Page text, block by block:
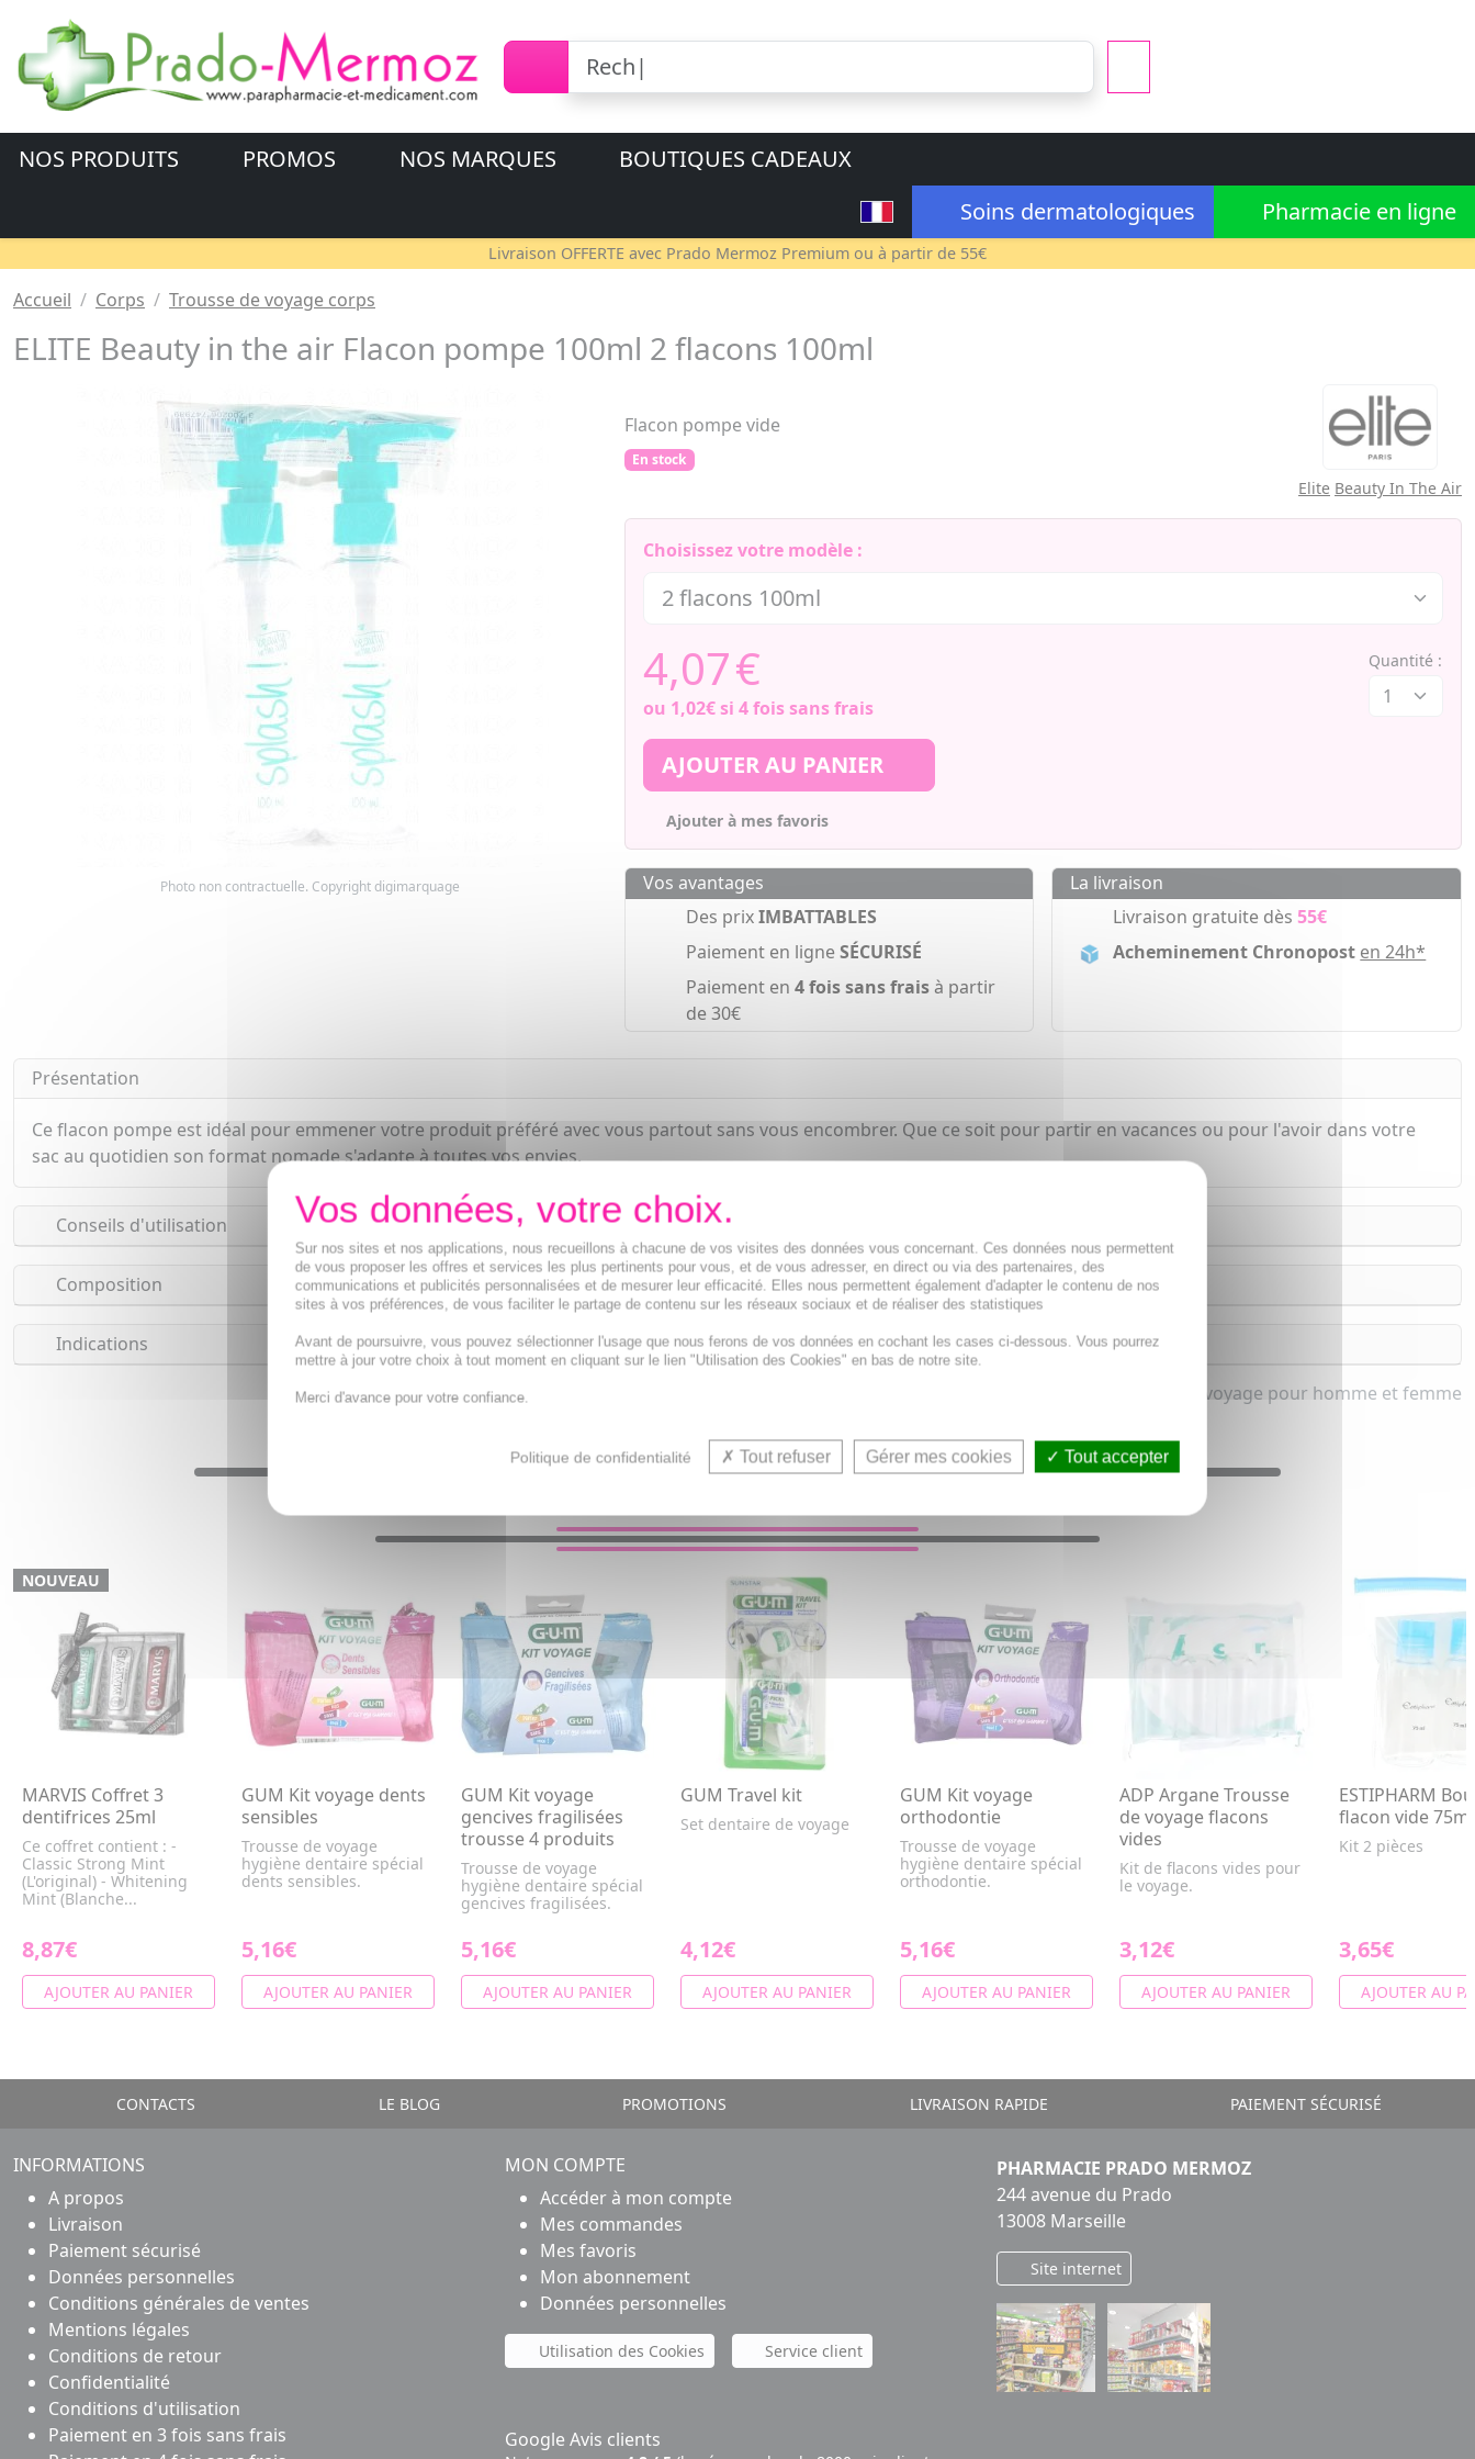
NOS PRODUITS PROMOS NOS MARQUES
BOUTIQUES CADEAUX
Soins dermatologiques
Pharmacie en ligne
Livraison OFFERTE avec Prado Mermoz Premium ou à partir de 55€
Accueil Corps Trousse de voyage corps
ELITE Beauty in the air Flacon pompe 100ml 2 flacons 100ml
Photo non contractuelle. Copyright digimarquage
Flacon pompe vide
En stock
Elite Beauty In The Air
Choisissez votre modèle :
4,07€
ou 1,02€si 4 fois sans frais
Quantité :
AJOUTER AU PANIER
Ajouter à mes favoris
Vos avantages
Des prixIMBATTABLES
Paiement en ligneSÉCURISÉ
Paiement en 4 fois sans fraisà partir
de 30€
La livraison
Livraison gratuite dès55€
Acheminement Chronopost en 24h*
Présentation
Ce flacon pompe est idéal pour emmener votre produit préféré avec vous partout sans vous encombrer. Que ce soit pour partir en vacances ou pour l'avoir dans votre
sac au quotidien son format nomade s'adapte à toutes vos envies.
Conseils d'utilisation
Composition
Indications
Trousse de voyage pour homme et femme
NOUVEAU
MARVIS Coffret 3
dentifrices 25ml
Ce coffret contient : -
Classic Strong Mint
(L'original) - Whitening
Mint (Blanche...
8,87€
AJOUTER AU PANIER
GUM Kit voyage dents
sensibles
Trousse de voyage
hygiène dentaire spécial
dents sensibles.
5,16€
AJOUTER AU PANIER
GUM Kit voyage
gencives fragilisées
trousse 4 produits
Trousse de voyage
hygiène dentaire spécial
gencives fragilisées.
5,16€
AJOUTER AU PANIER
GUM Travel kit
Set dentaire de voyage
4,12€
AJOUTER AU PANIER
GUM Kit voyage
orthodontie
Trousse de voyage
hygiène dentaire spécial
orthodontie.
5,16€
AJOUTER AU PANIER
ADP Argane Trousse
de voyage flacons
vides
Kit de flacons vides pour
le voyage.
3,12€
AJOUTER AU PANIER
ESTIPHARM
flacon vide
Kit 2 pièces
3,65€
AJOUTER AU
CONTACTS LE BLOG PROMOTIONS LIVRAISON RAPIDE PAIEMENT SÉCURISÉ
INFORMATIONS
A propos
Livraison
Paiement sécurisé
Données personnelles
Conditions générales de ventes
Mentions légales
Conditions de retour
Confidentialité
Conditions d'utilisation
Paiement en 3 fois sans frais
MON COMPTE
Accéder à mon compte
Mes commandes
Mes favoris
Mon abonnement
Données personnelles
Utilisation des Cookies Service client
Google Avis clients
PHARMACIE PRADO MERMOZ
244 avenue du Prado
13008 Marseille
Site internet
Sur nos sites et nos applications, nous recueillons à chacune de vos visites des données vous concernant. Ces données nous permettent
de vous proposer les offres et services les plus pertinents pour vous, et de vous adresser, en direct ou via des partenaires, des
communications et publicités personnalisées et de mesurer leur efficacité. Elles nous permettent également d'adapter le contenu de nos
sites à vos préférences, de vous faciliter le partage de contenu sur les réseaux sociaux et de réaliser des statistiques
Avant de poursuivre, vous pouvez sélectionner l'usage que nous ferons de vos données en cochant les cases ci-dessous. Vous pourrez
mettre à jour votre choix à tout moment en cliquant sur le lien "Utilisation des Cookies" en bas de notre site.
Merci d'avance pour votre confiance.
Politique de confidentialité Tout refuser Gérer mes cookies Tout accepter